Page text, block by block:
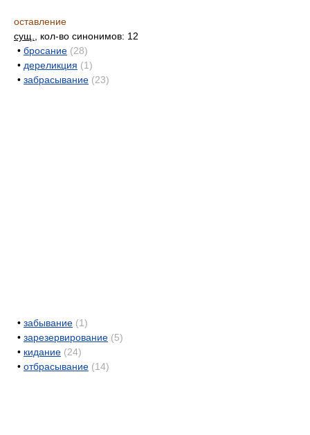
оставление
сущ.
, кол-во синонимов: 12
• бросание (28)
• дереликция (1)
• забрасывание (23)
• забывание (1)
• зарезервирование (5)
• кидание (24)
• отбрасывание (14)